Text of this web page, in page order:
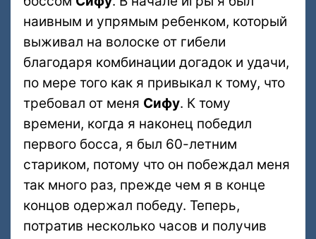
наивным и упрямым ребенком, который
выживал на волоске от гибели
благодаря комбинации догадок и удачи,
по мере того как я привыкал к тому, что
требовал от меня Сифу. К тому
времени, когда я наконец победил
первого босса, я был 60-летним
стариком, потому что он побеждал меня
так много раз, прежде чем я в конце
концов одержал победу. Теперь,
потратив несколько часов и получив